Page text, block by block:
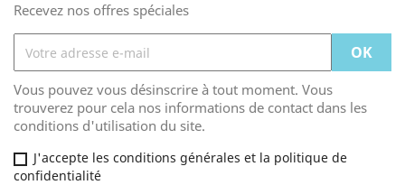
Recevez nos offres spéciales
Vous pouvez vous désinscrire à tout moment. Vous
trouverez pour cela nos informations de contact dans les
conditions d'utilisation du site.
J'accepte les conditions générales et la politique de
confidentialité